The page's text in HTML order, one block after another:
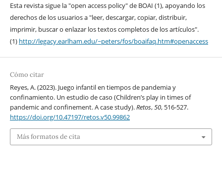
Esta revista sigue la "open access policy" de BOAI (1), apoyando los
derechos de los usuarios a "leer, descargar, copiar, distribuir,
imprimir, buscar o enlazar los textos completos de los artículos".
(1) http://legacy.earlham.edu/~peters/fos/boaifaq.htm#openaccess
Cómo citar
Reyes, A. (2023). Juego infantil en tiempos de pandemia y
confinamiento. Un estudio de caso (Children’s play in times of
pandemic and confinement. A case study).Retos,50, 516-527.
https://doi.org/10.47197/retos.v50.99862
Más formatos de cita